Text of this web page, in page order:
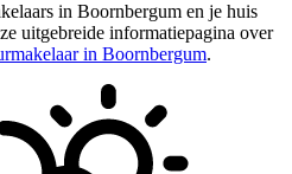
in Boornbergum en je huis
uitgebreide informatiepagina over
in Boornbergum.